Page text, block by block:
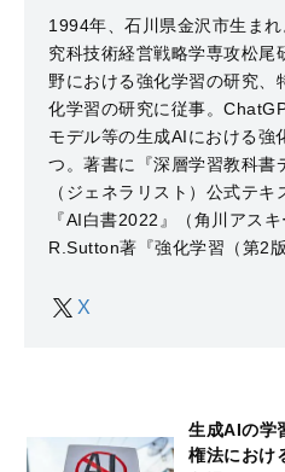
1994年、石川県金沢市生ま
究科技術経営戦略学専攻松尾
野における強化学習の研究、
化学習の研究に従事。
モデル等の生成AIにおける強
つ。著書に『深層学習教科書
（ジェネラリスト）公式テキ
『AI白書2022』（角川アス
R.Sutton著『強化学習（第2
X
生成AIの学
権法におけ